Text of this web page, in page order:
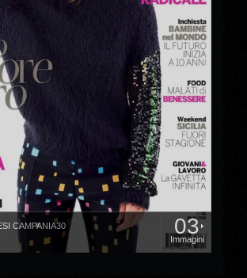
CAMPANIA30 03
Immagini